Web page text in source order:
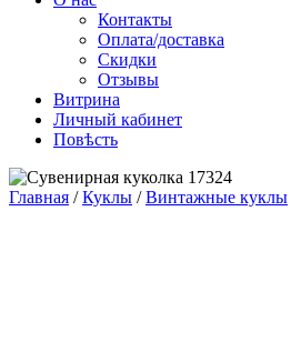
Контакты
Оплата/доставка
Скидки
Отзывы
Витрина
Личный кабинет
Повѣсть
Главная /Куклы /Винтажные куклы